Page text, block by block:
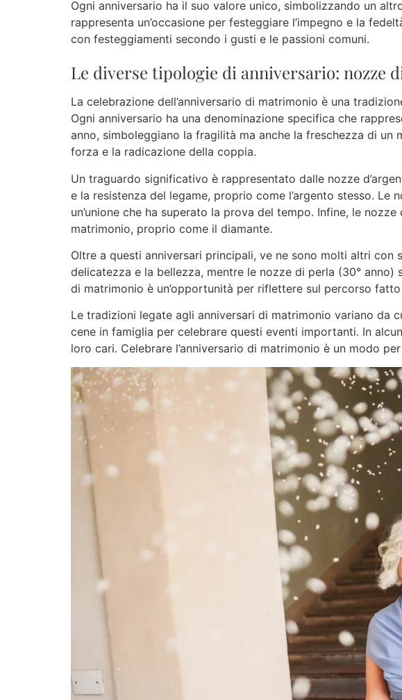
Ogni anniversario ha il suo valore unico, simbolizzando un
rappresenta un’occasione per festeggiare l’impegno e la
con festeggiamenti secondo i gusti e le passioni comuni.
Le diverse tipologie di anniversario: nozze
La celebrazione dell’anniversario di matrimonio è una
Ogni anniversario ha una denominazione specifica che
anno, simboleggiano la fragilità ma anche la freschezza di
forza e la radicazione della coppia.
Un traguardo significativo è rappresentato dalle nozze
e la resistenza del legame, proprio come l’argento stesso. Le
un’unione che ha superato la prova del tempo. Infine, le
matrimonio, proprio come il diamante.
Oltre a questi anniversari principali, ve ne sono molti altri
delicatezza e la bellezza, mentre le nozze di perla (30°
di matrimonio è un’opportunità per riflettere sul percorso
Le tradizioni legate agli anniversari di matrimonio variano da
cene in famiglia per celebrare questi eventi importanti. In
loro cari. Celebrare l’anniversario di matrimonio è un modo